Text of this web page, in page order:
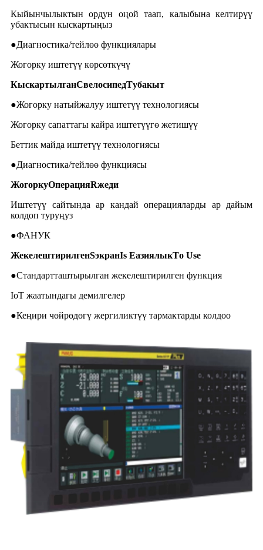
Кыйынчылыктын ордун оңой таап, калыбына келтирүү
убактысын кыскартыңыз
●Диагностика/тейлөө функциялары
Жогорку иштетүү көрсөткүчү
КыскартылганCвелосипедTубакыт
●Жогорку натыйжалуу иштетүү технологиясы
Жогорку сапаттагы кайра иштетүүгө жетишүү
Беттик майда иштетүү технологиясы
●Диагностика/тейлөө функциясы
ЖогоркуOперацияRжеди
Иштетүү сайтында ар кандай операцияларды ар дайым
колдоп туруңуз
●ФАНУК
ЖекелештирилгенSэкранIs EазиялыкTo Use
●Стандартташтырылган жекелештирилген функция
IoT жаатындагы демилгелер
●Кеңири чөйрөдөгү жергиликтүү тармактарды колдоо